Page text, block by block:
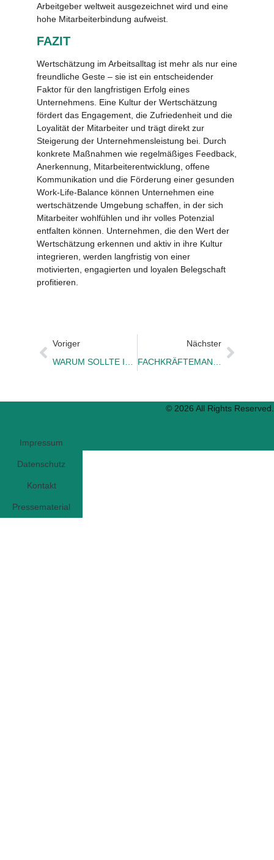
Arbeitgeber weltweit ausgezeichnet wird und eine
hohe Mitarbeiterbindung aufweist.
FAZIT
Wertschätzung im Arbeitsalltag ist mehr als nur eine
freundliche Geste – sie ist ein entscheidender
Faktor für den langfristigen Erfolg eines
Unternehmens. Eine Kultur der Wertschätzung
fördert das Engagement, die Zufriedenheit und die
Loyalität der Mitarbeiter und trägt direkt zur
Steigerung der Unternehmensleistung bei. Durch
konkrete Maßnahmen wie regelmäßiges Feedback,
Anerkennung, Mitarbeiterentwicklung, offene
Kommunikation und die Förderung einer gesunden
Work-Life-Balance können Unternehmen eine
wertschätzende Umgebung schaffen, in der sich
Mitarbeiter wohlfühlen und ihr volles Potenzial
entfalten können. Unternehmen, die den Wert der
Wertschätzung erkennen und aktiv in ihre Kultur
integrieren, werden langfristig von einer
motivierten, engagierten und loyalen Belegschaft
profitieren.
Voriger
WARUM SOLLTE ICH BEI IHNEN ARBEITEN?
Nächster
FACHKRÄFTEMANGEL ODER ARBEITGEBERMANGEL
© 2026 All Rights Reserved.
Impressum
Datenschutz
Kontakt
Pressematerial